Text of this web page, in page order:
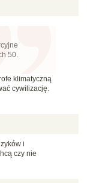
50.
klimatyczną
cywilizację.
i
czy nie